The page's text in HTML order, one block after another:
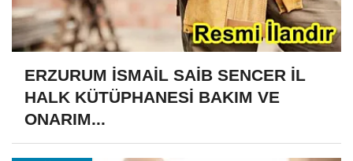
ERZURUM İSMAİL SAİB SENCER İL
HALK KÜTÜPHANESİ BAKIM VE
ONARIM...